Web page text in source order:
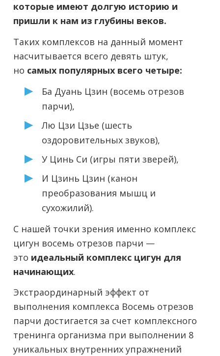
которые имеют долгую историю и
пришли к нам из глубины веков.
Таких комплексов на данный момент
насчитывается всего девять штук,
но самых популярных всего четыре:
Ба Дуань Цзин (восемь отрезов
парчи),
Лю Цзи Цзье (шесть
оздоровительных звуков),
У Цинь Си (игры пяти зверей),
И Цзинь Цзин (канон
преобразования мышц и
сухожилий).
С нашей точки зрения именно комплекс
цигун восемь отрезов парчи —
это идеальный комплекс цигун для
начинающих.
Экстраординарный эффект от
выполнения комплекса Восемь отрезов
парчи достигается за счет комплексного
тренинга организма при выполнении 8
уникальных внутренних упражнений